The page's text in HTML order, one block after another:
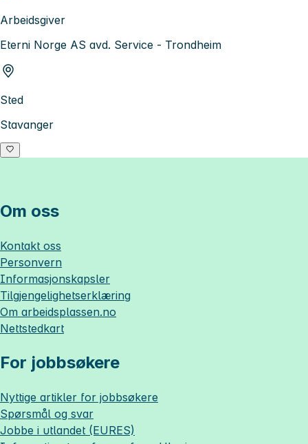
Arbeidsgiver
Eterni Norge AS avd. Service - Trondheim
Sted
Stavanger
Om oss
Kontakt oss
Personvern
Informasjonskapsler
Tilgjengelighetserklæring
Om arbeidsplassen.no
Nettstedkart
For jobbsøkere
Nyttige artikler for jobbsøkere
Spørsmål og svar
Jobbe i utlandet (EURES)